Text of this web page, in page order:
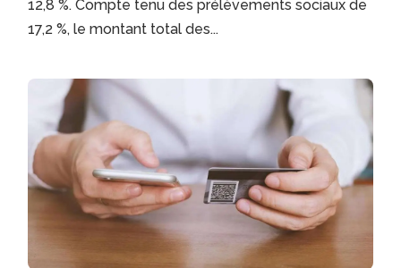
12,8 %. Compte tenu des prélèvements sociaux de
17,2 %, le montant total des...